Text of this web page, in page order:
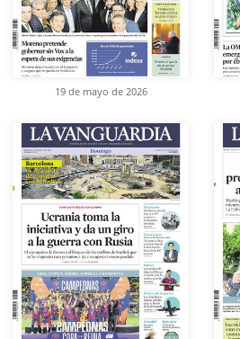
19 de mayo de 2026